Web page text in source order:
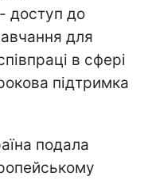
доступ до
для
в сфері
підтримка
подала